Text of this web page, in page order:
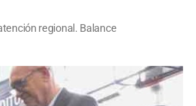
regional. Balance